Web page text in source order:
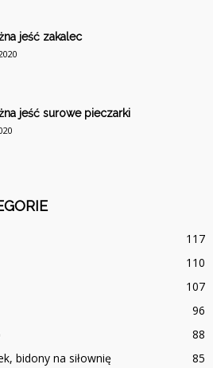
jeść zakalec
jeść surowe pieczarki
117
110
107
96
88
bidony na siłownię
85